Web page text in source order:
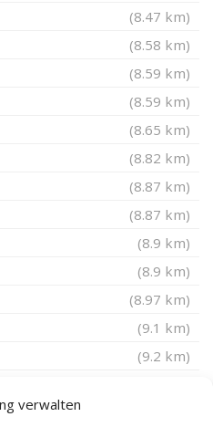
verwalten
(8.47 km)
(8.58 km)
(8.59 km)
(8.59 km)
(8.65 km)
(8.82 km)
(8.87 km)
(8.87 km)
(8.9 km)
(8.9 km)
(8.97 km)
(9.1 km)
(9.2 km)